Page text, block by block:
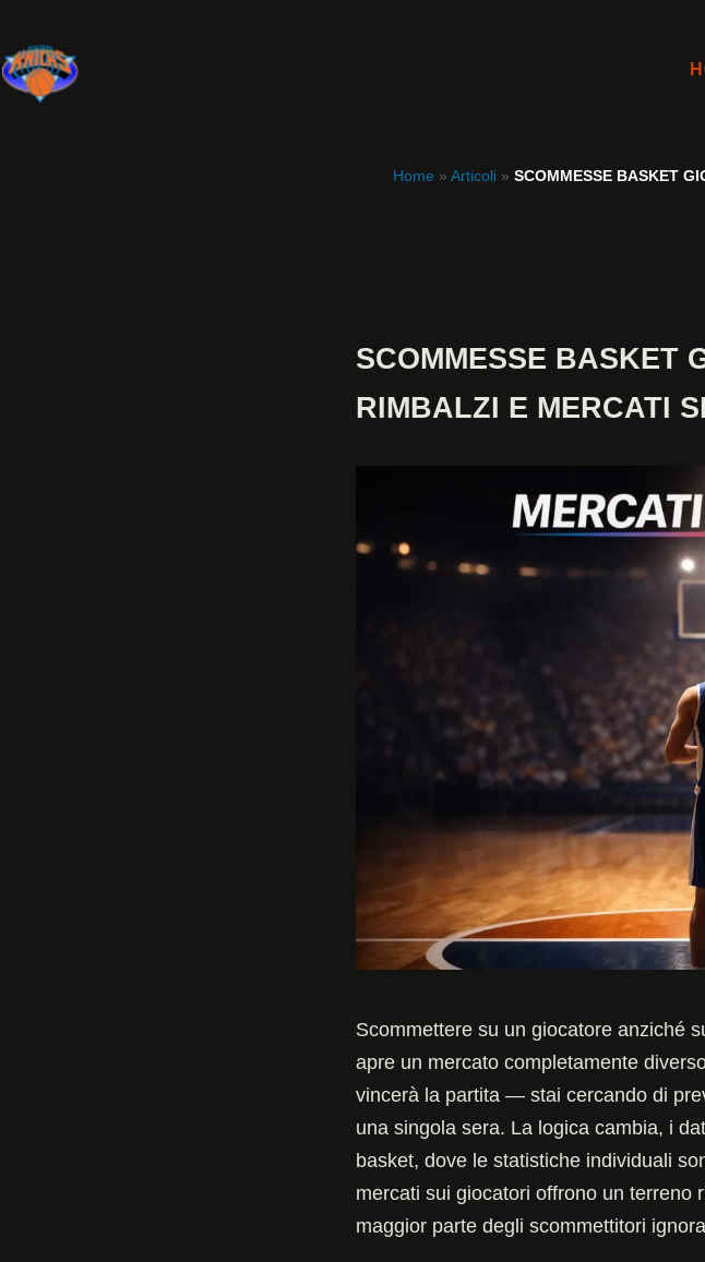
Home » Articoli» SCOMMESSE BASKET
SCOMMESSE BASKET
RIMBALZI E MERCATI
Scommettere su un giocatore anziché
apre un mercato completamente
vincerà la partita — stai cercando di
una singola sera. La logica cambia, i
basket, dove le statistiche individuali
mercati sui giocatori offrono un terreno
maggior parte degli scommettitori